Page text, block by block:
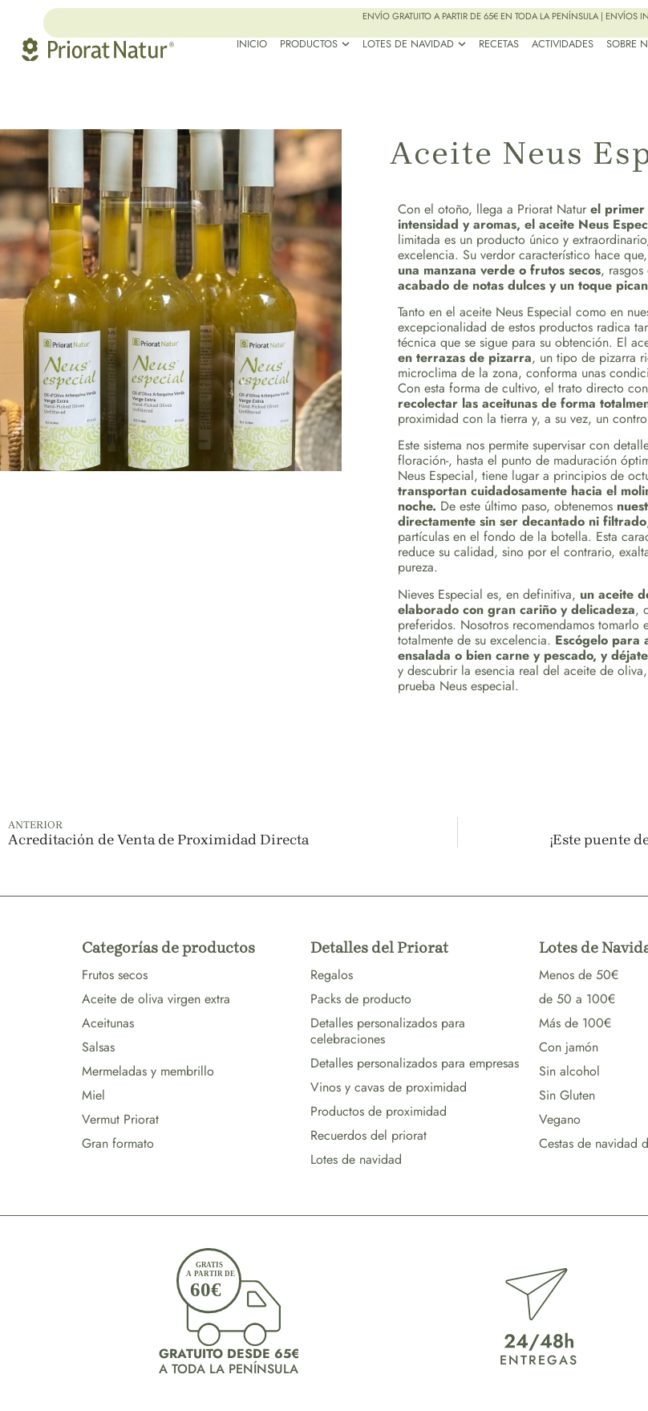
ENVÍO GRATUITO A PARTIR DE 65€ EN TODA LA PENÍNSULA | ENVÍOS
INICIO
PRODUCTOS LOTES DE NAVIDAD RECETAS ACTIVIDADES SOBRE
Aceite Neus
Con el otoño, llega a Priorat Natur el primer
intensidad y aromas, el aceite Neus
limitada es un producto único y
excelencia. Su verdor característico hace
una manzana verde o frutos secos,
acabado de notas dulces y un toque
Tanto en el aceite Neus Especial como en
excepcionalidad de estos productos radica
técnica que se sigue para su obtención. El
en terrazas de pizarra, un tipo de pizarra
microclima de la zona, conforma unas
Con esta forma de cultivo, el trato directo
recolectar las aceitunas de forma
proximidad con la tierra y, a su vez, un
Este sistema nos permite supervisar con
floración-, hasta el punto de maduración
Neus Especial, tiene lugar a principios de
transportan cuidadosamente hacia el
noche. De este último paso, obtenemos
directamente sin ser decantado ni filtrado
partículas en el fondo de la botella. Esta
reduce su calidad, sino por el contrario,
pureza.
Nieves Especial es, en definitiva, un aceite
elaborado con gran cariño y delicadeza,
preferidos. Nosotros recomendamos
totalmente de su excelencia. Escógelo para
ensalada o bien carne y pescado, y
y descubrir la esencia real del aceite de
prueba Neus especial.
ANTERIOR
Acreditación de Venta de Proximidad Directa ¡Este puente
Categorías de productos
Frutos secos
Aceite de oliva virgen extra
Aceitunas
Salsas
Mermeladas y membrillo
Miel
Vermut Priorat
Gran formato
Detalles del Priorat
Regalos
Packs de producto
Detalles personalizados para
celebraciones
Detalles personalizados para empresas
Vinos y cavas de proximidad
Productos de proximidad
Recuerdos del priorat
Lotes de navidad
Lotes de
Menos de 50€
de 50 a 100€
Más de 100€
Con jamón
Sin alcohol
Sin Gluten
Vegano
Cestas de navidad
GRATUITO DESDE 65€
A TODA LA PENÍNSULA
ENTREGAS